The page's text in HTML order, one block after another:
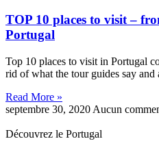
TOP 10 places to visit –
Portugal
Top 10 places to visit in Portugal
rid of what the tour guides say and
Read More »
septembre 30, 2020 Aucun
Découvrez le Portugal